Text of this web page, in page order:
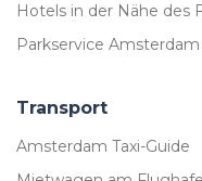
Hotels in der Nähe des
Parkservice
Transport
Amsterdam Taxi-Guide